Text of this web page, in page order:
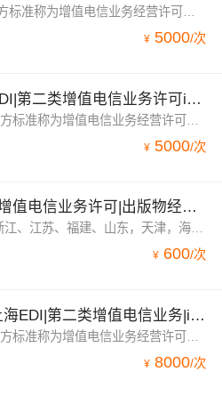
¥ 5000/次
浙江ICP|EDI|第二类增值电信业务许可icp|edi
¥ 5000/次
年报|年检|增值电信业务许可|出版物经营|广播|劳务|人力
¥ 600/次
上海ICP|上海EDI|第二类增值电信业务|icp|edi
¥ 8000/次